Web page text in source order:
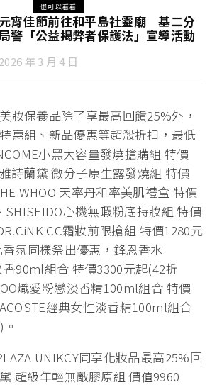
也可以看看
宵佳節前往和平島社靈廟 基二分
警「公益揭弊者保護法」宣導活動
2026 年 3 月 4 日
妝保養品除了享最高回饋25%外，
惠組、新品優惠等超殺折扣，最低
小黑大容量發燒搶購組 特價
詩蘭黛 微分子原生露發燒組 特價
WHOO 天率丹和率美肌禮盒 特價
SHISEIDO心機無瑕粉底持妝組 特價
CC霜妝前限搶組 特價1280元
氛同樣祭出優惠，鋒恩香水
香90ml組合 特價3300元起(42折
熾愛粉戀淡香精100ml組合 特價
經典女性淡香精100ml組合
UNIKCY同享化妝品最高25%回
超級年輕無敵膠原組 價值9960